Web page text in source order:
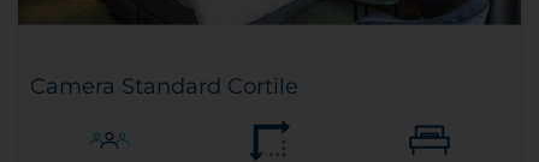
Camera Standard Cortile